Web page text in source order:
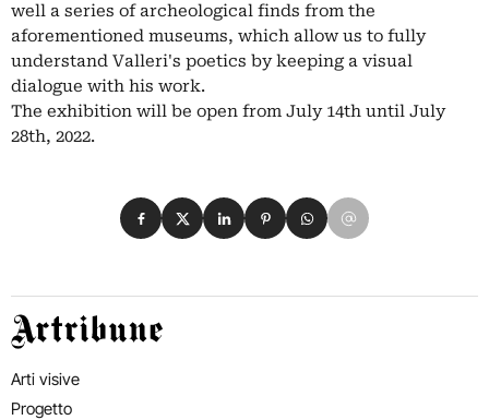
well a series of archeological finds from the
aforementioned museums, which allow us to fully
understand Valleri's poetics by keeping a visual
dialogue with his work.
The exhibition will be open from July 14th until July
28th, 2022.
Condividi su Facebook
Condividi su X
Condividi su LinkedIn
Condividi su Pinterest
Condividi su WhatsApp
Condividi su Email
Artribune
Arti visive
Progetto